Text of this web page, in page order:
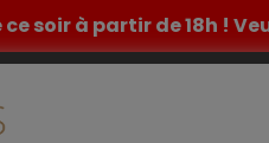
soir à partir de 18h !